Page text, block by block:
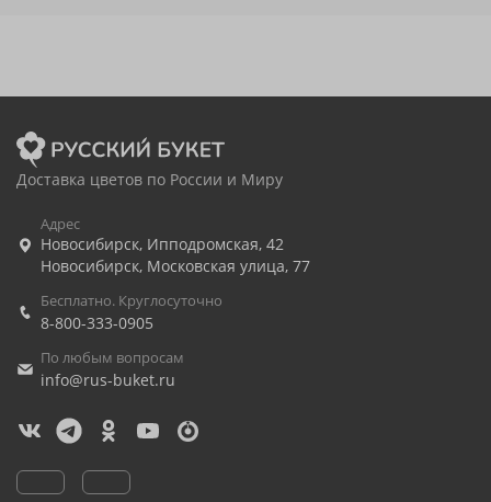
Доставка цветов по России и Миру
Адрес
Новосибирск, Ипподромская, 42
Новосибирск, Московская улица, 77
Бесплатно. Круглосуточно
8-800-333-0905
По любым вопросам
info@rus-buket.ru